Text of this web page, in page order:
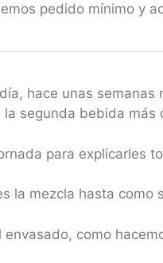
pedido mínimo y
hace unas
segunda bebida más
para explicarles
la mezcla hasta
como